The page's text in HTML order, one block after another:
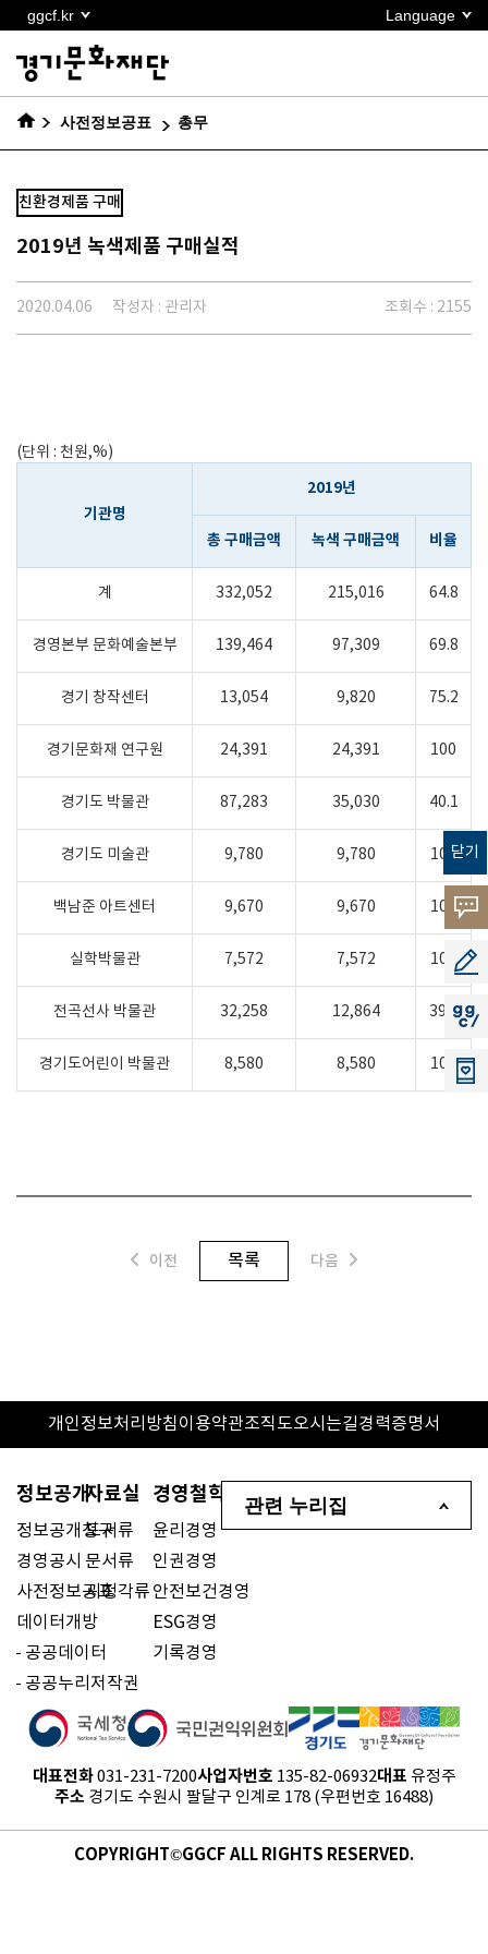
바로가기
ggcf.kr Language
닫기
고객의
소리
공모
지지
사전정보공표 총무
친환경제품 구매
2019년 녹색제품 구매실적
2020.04.06 작성자 : 관리자 조회수 : 2155
(단위 : 천원,%)
기관명
2019년
총 구매금액 녹색 구매금액 비율
계 332,052 215,016 64.8
경영본부 문화예술본부 139,464 97,309 69.8
경기 창작센터 13,054 9,820 75.2
경기문화재 연구원 24,391 24,391 100
경기도 박물관 87,283 35,030 40.1
경기도 미술관 9,780 9,780 100
백남준 아트센터 9,670 9,670 100
실학박물관 7,572 7,572 100
전곡선사 박물관 32,258 12,864 39.9
경기도어린이 박물관 8,580 8,580 100
이전 목록 다음
개인정보처리방침이용약관조직도오시는길경력증명서
대표전화 031-231-7200사업자번호 135-82-06932대표 유정주
주소 경기도 수원시 팔달구 인계로 178 (우편번호 16488)
정보공개
정보공개청구
경영공시
사전정보공표
데이터개방
공공데이터
공공누리저작권
자료실
도서류
문서류
시청각류
경영철학
윤리경영
인권경영
안전보건경영
ESG경영
기록경영
관련 누리집
COPYRIGHT©GGCF ALL RIGHTS RESERVED.